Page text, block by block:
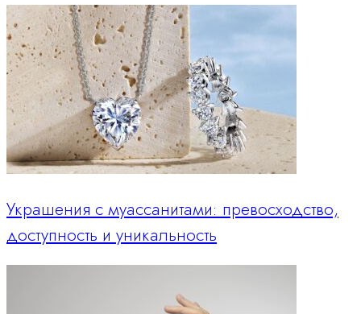
Украшения с муассанитами: превосходство,
доступность и уникальность